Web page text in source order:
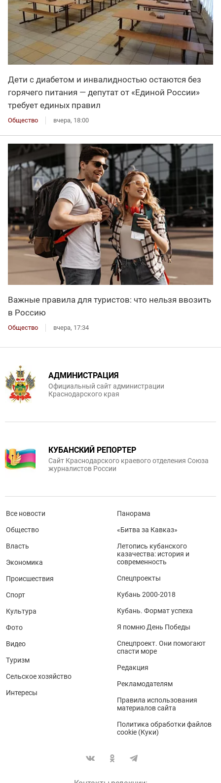
Дети с диабетом и инвалидностью остаются без
горячего питания — депутат от «Единой России»
требует единых правил
Общество вчера, 18:00
Важные правила для туристов: что нельзя ввозить
в Россию
Общество вчера, 17:34
АДМИНИСТРАЦИЯ
Официальный сайт администрации
Краснодарского края
КУБАНСКИЙ РЕПОРТЕР
Сайт Краснодарского краевого отделения Союза
журналистов России
Все новости
Общество
Власть
Экономика
Происшествия
Спорт
Культура
Фото
Видео
Туризм
Сельское хозяйство
Интересы
Панорама
«Битва за Кавказ»
Летопись кубанского
казачества: история и
современность
Спецпроекты
Кубань 2000-2018
Кубань. Формат успеха
Я помню День Победы
Спецпроект. Они помогают
спасти море
Редакция
Рекламодателям
Правила использования
материалов сайта
Политика обработки файлов
cookie (Куки)